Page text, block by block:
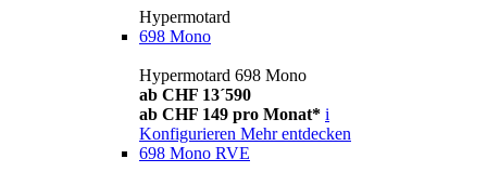
Hypermotard
698 Mono
Hypermotard 698 Mono
ab CHF 13´590
ab CHF 149 pro Monat* i
Konfigurieren Mehr entdecken
698 Mono RVE